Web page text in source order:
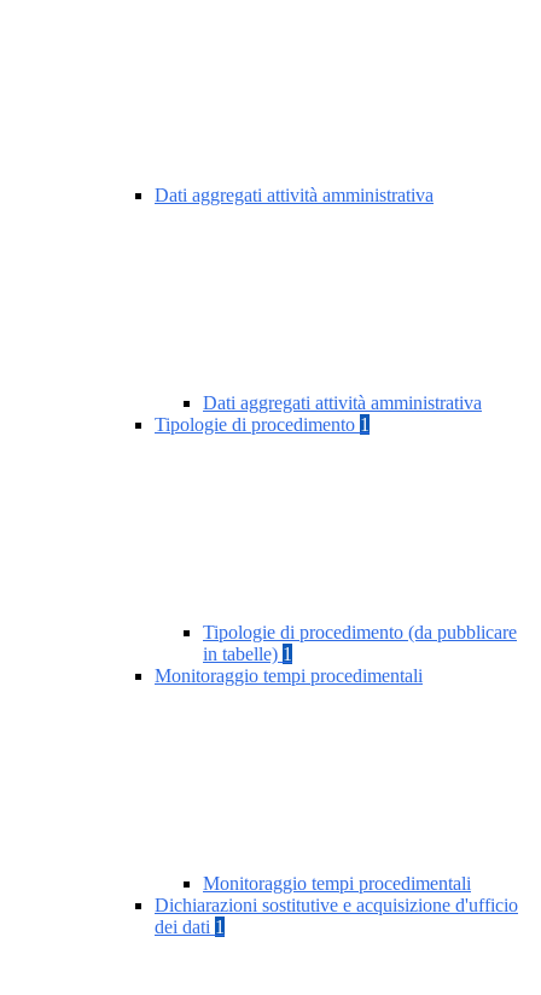
Dati aggregati attività amministrativa
Dati aggregati attività amministrativa
Tipologie di procedimento 1
Tipologie di procedimento (da pubblicare
in tabelle) 1
Monitoraggio tempi procedimentali
Monitoraggio tempi procedimentali
Dichiarazioni sostitutive e acquisizione d'ufficio
dei dati 1